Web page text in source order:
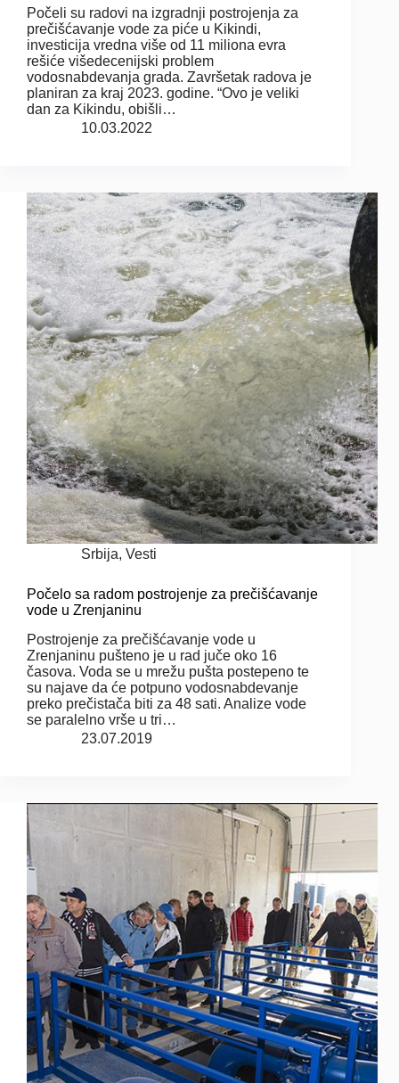
Počeli su radovi na izgradnji postrojenja za
prečišćavanje vode za piće u Kikindi,
investicija vredna više od 11 miliona evra
rešiće višedecenijski problem
vodosnabdevanja grada. Završetak radova je
planiran za kraj 2023. godine. “Ovo je veliki
dan za Kikindu, obišli…
10.03.2022
Srbija, Vesti
Počelo sa radom postrojenje za prečišćavanje
vode u Zrenjaninu
Postrojenje za prečišćavanje vode u
Zrenjaninu pušteno je u rad juče oko 16
časova. Voda se u mrežu pušta postepeno te
su najave da će potpuno vodosnabdevanje
preko prečistača biti za 48 sati. Analize vode
se paralelno vrše u tri…
23.07.2019